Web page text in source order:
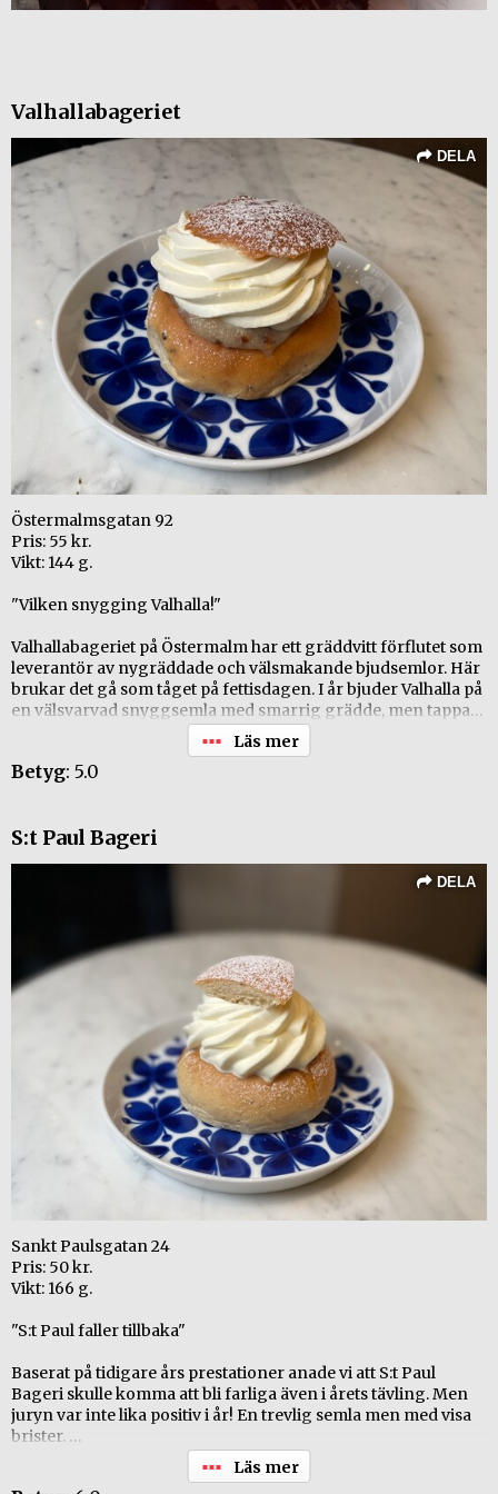
Valhallabageriet
DELA
Östermalmsgatan 92
Pris: 55 kr.
Vikt: 144 g.
"Vilken snygging Valhalla!"
Valhallabageriet på Östermalm har ett gräddvitt förflutet som
leverantör av nygräddade och välsmakande bjudsemlor. Här
brukar det gå som tåget på fettisdagen. I år bjuder Valhalla på
en välsvarvad snyggsemla med smarrig grädde, men tappar
lite mot förra året. Inget att oroa sig över dock. Den här
semlan kan du gott bjuda svärmor på utan att skämmas. Tänk
bara på att vara ute i god tid!
+ Bra grädde
Betyg: 5.0
S:t Paul Bageri
DELA
Sankt Paulsgatan 24
Pris: 50 kr.
Vikt: 166 g.
"S:t Paul faller tillbaka"
Baserat på tidigare års prestationer anade vi att S:t Paul
Bageri skulle komma att bli farliga även i årets tävling. Men
juryn var inte lika positiv i år! En trevlig semla men med visa
brister.